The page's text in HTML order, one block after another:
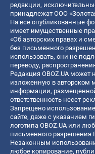
редакции,
принадлежат ООО
На все опубликованные
имеет имущественные
«Об авторских правах и
без письменного
использовать, они не
переводу,
Редакция OBOZ.UA может
изложенную в авторском
информации,
ответственность несет
Запрещено
сайте, даже с указанием
логотипа OBOZ.UA или
письменного разрешения
Незаконным
любое копирование,